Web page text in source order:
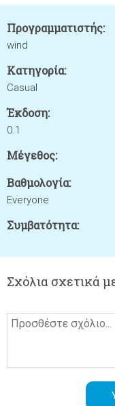
Προγραμματιστής:
wind
Κατηγορία:
Casual
Έκδοση:
0.1
Μέγεθος:
Βαθμολογία:
Everyone
Συμβατότητα:
Σχόλια σχετικά